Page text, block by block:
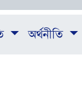
অর্থনীতি